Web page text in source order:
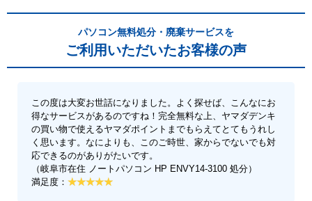
パソコン無料処分・廃棄サービスを
ご利用いただいたお客様の声
この度は大変お世話になりました。よく探せば、こんなにお
得なサービスがあるのですね！完全無料な上、ヤマダデンキ
の買い物で使えるヤマダポイントまでもらえてとてもうれし
く思います。なによりも、このご時世、家からでないでも対
応できるのがありがたいです。
（岐阜市在住 ノートパソコン HP ENVY14-3100 処分）
満足度：